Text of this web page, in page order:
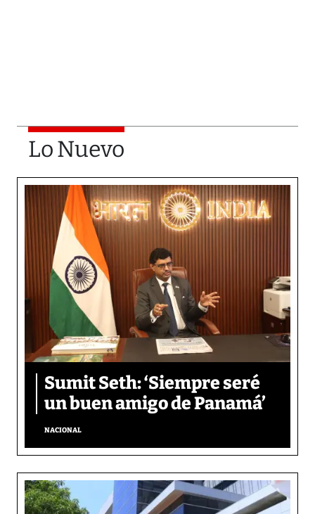
Lo Nuevo
Sumit Seth: ‘Siempre seré
un buen amigo de Panamá’
NACIONAL